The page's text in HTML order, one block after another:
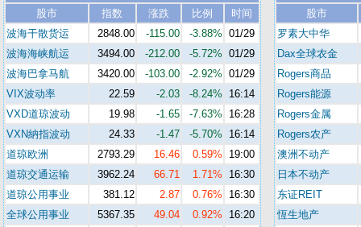
股市
指数 涨跌 比例
时间
波海干散货运
2848.00 -115.00 -3.88% 01/29
波海海峡航运
3494.00 -212.00 -5.72% 01/29
波海巴拿马航
3420.00 -103.00 -2.92% 01/29
VIX波动率
22.59 -2.03 -8.24%
16:14
VXD道琼波动
19.98 -1.65 -7.63%
16:28
VXN納指波动
24.33 -1.47 -5.70%
16:14
道琼欧洲
2793.29 16.46 0.59%
19:00
道琼交通运输
3962.24 66.71 1.71%
16:30
道琼公用事业
381.12 2.87 0.76%
16:30
全球公用事业
5367.35 49.04 0.92%
16:20
股市
罗素大中华
Dax全球农金
Rogers商品
Rogers能源
Rogers金属
Rogers农产
澳洲不动产
日本不动产
东证REIT
恆生地产